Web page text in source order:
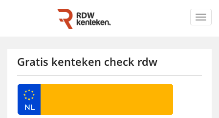
Gratis kenteken check rdw